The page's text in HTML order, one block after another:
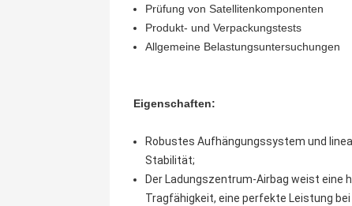
Prüfung von Satellitenkomponenten
Produkt- und Verpackungstests
Allgemeine Belastungsuntersuchungen
Eigenschaften:
Robustes Aufhängungssystem und
Stabilität;
Der Ladungszentrum-Airbag weist eine
Tragfähigkeit, eine perfekte Leistung